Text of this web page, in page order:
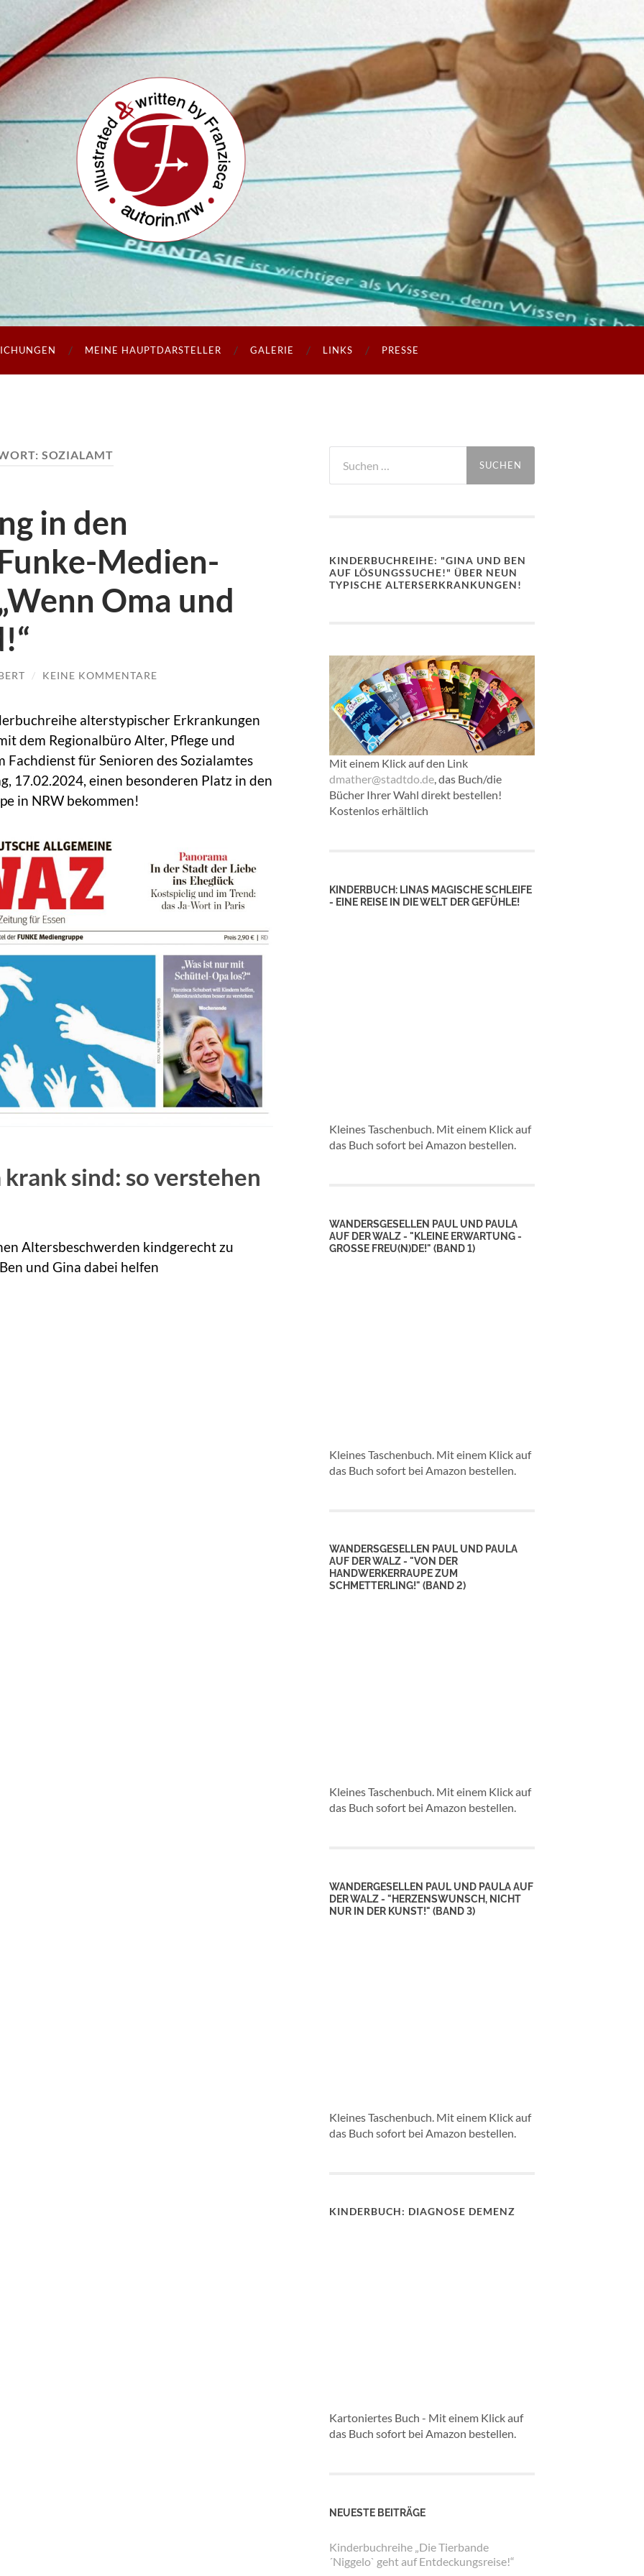
Buchautorin
&
Illustratorin
MEINE HAUPTDARSTELLER GALERIE LINKS PRESSE
SOZIALAMT
in den
Medien-
Oma und
/ KEINE KOMMENTARE
alterstypischer Erkrankungen
dem Regionalbüro Alter, Pflege und
für Senioren des Sozialamtes
17.02.2024, einen besonderen Platz in den
in NRW bekommen!
sind: so verstehen
Altersbeschwerden kindgerecht zu
und Gina dabei helfen
nach:
KINDERBUCHREIHE: "GINA UND BEN
AUF LÖSUNGSSUCHE!" ÜBER NEUN
TYPISCHE ALTERSERKRANKUNGEN!
Mit einem Klick auf den Link
dmather@stadtdo.de , das Buch/die
Bücher Ihrer Wahl direkt bestellen!
Kostenlos erhältlich
KINDERBUCH: LINAS MAGISCHE SCHLEIFE
- EINE REISE IN DIE WELT DER GEFÜHLE!
Kleines Taschenbuch. Mit einem Klick auf
das Buch sofort bei Amazon bestellen.
WANDERSGESELLEN PAUL UND PAULA
AUF DER WALZ - "KLEINE ERWARTUNG -
GROSSE FREU(N)DE!" (BAND 1)
Kleines Taschenbuch. Mit einem Klick auf
das Buch sofort bei Amazon bestellen.
WANDERSGESELLEN PAUL UND PAULA
AUF DER WALZ - "VON DER
HANDWERKERRAUPE ZUM
SCHMETTERLING!" (BAND 2)
Kleines Taschenbuch. Mit einem Klick auf
das Buch sofort bei Amazon bestellen.
WANDERGESELLEN PAUL UND PAULA AUF
DER WALZ - "HERZENSWUNSCH, NICHT
NUR IN DER KUNST!" (BAND 3)
Kleines Taschenbuch. Mit einem Klick auf
das Buch sofort bei Amazon bestellen.
KINDERBUCH: DIAGNOSE DEMENZ
Kartoniertes Buch - Mit einem Klick auf
das Buch sofort bei Amazon bestellen.
NEUESTE BEITRÄGE
Kinderbuchreihe „Die Tierbande
´Niggelo` geht auf Entdeckungsreise!“